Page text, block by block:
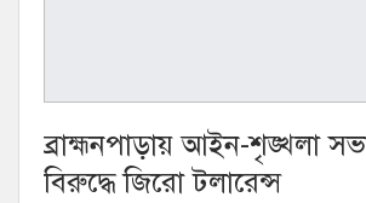
ব্রাহ্মনপাড়ায় আইন-শৃঙ্খলা
বিরুদ্ধে জিরো টলারেন্স